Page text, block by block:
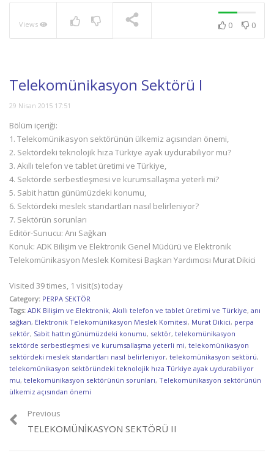
Views 0 0
Telekomünikasyon Sektörü I
29 Nisan 2015 17:51
Bölüm içeriği:
1. Telekomünikasyon sektörünün ülkemiz açısından önemi,
2. Sektördeki teknolojik hıza Türkiye ayak uydurabiliyor mu?
3. Akıllı telefon ve tablet üretimi ve Türkiye,
4. Sektörde serbestleşmesi ve kurumsallaşma yeterli mi?
5. Sabit hattın günümüzdeki konumu,
6. Sektördeki meslek standartları nasıl belirleniyor?
7. Sektörün sorunları
Editör-Sunucu: Anı Sağkan
Konuk: ADK Bilişim ve Elektronik Genel Müdürü ve Elektronik
Telekomünikasyon Meslek Komitesi Başkan Yardımcısı Murat Dikici
Visited 39 times, 1 visit(s) today
Category: PERPA SEKTÖR
Tags: ADK Bilişim ve Elektronik, Akıllı telefon ve tablet üretimi ve Türkiye, anı
sağkan, Elektronik Telekomünikasyon Meslek Komitesi, Murat Dikici, perpa
sektör, Sabit hattın günümüzdeki konumu, sektör, telekomünikasyon
sektörde serbestleşmesi ve kurumsallaşma yeterli mi, telekomünikasyon
sektördeki meslek standartları nasıl belirleniyor, telekomünikasyon sektörü,
telekomünikasyon sektöründeki teknolojik hıza Türkiye ayak uydurabiliyor
mu, telekomünikasyon sektörünün sorunları, Telekomünikasyon sektörünün
ülkemiz açısından önemi
Previous
TELEKOMÜNIKASYON SEKTÖRÜ II